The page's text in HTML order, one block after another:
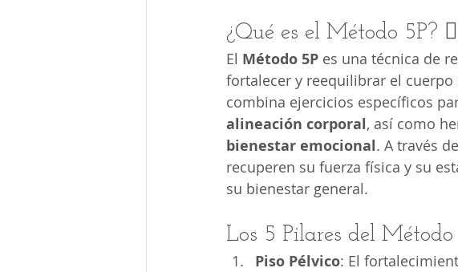
¿Qué es el Método 5P?
El Método 5P es una técnica de
fortalecer y reequilibrar el
combina ejercicios específicos
alineación corporal, así como
bienestar emocional. A través
recuperen su fuerza física y su
su bienestar general.
Los 5 Pilares del
Piso Pélvico: El